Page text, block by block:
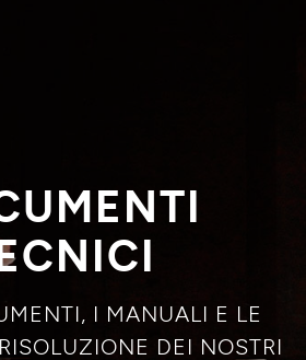
I MANUALI E LE
DEI NOSTRI